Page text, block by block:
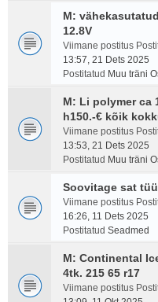
M:
12.8V
Viimane postitus
13:57, 21 Dets 2025
Postitatud Muu träni
M: Li polymer ca
h150.-€ kõik
Viimane postitus
13:53, 21 Dets 2025
Postitatud Muu träni
Soovitage sat
Viimane postitus
16:26, 11 Dets 2025
Postitatud Seadmed
M: Continental
4tk. 215 65 r17
Viimane postitus